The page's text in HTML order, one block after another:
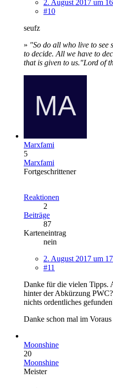
2. August 2017 um
#10
seufz
» "So do all who live to see
to decide. All we have to
that is given to us."Lord of
Marxfami
5
Marxfami
Fortgeschrittener
Reaktionen
2
Beiträge
87
Karteneintrag
nein
2. August 2017 um
#11
Danke für die vielen Tipps.
hinter der Abkürzung
nichts ordentliches
Danke schon mal im Voraus
Moonshine
20
Moonshine
Meister